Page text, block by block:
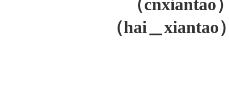
（cnxiantao
（hai＿